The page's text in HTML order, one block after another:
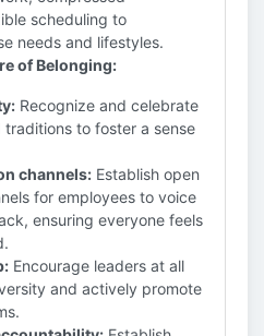
scheduling to
needs and lifestyles.
of Belonging:
Recognize and celebrate
to foster a sense
channels: Establish open
for employees to voice
ensuring everyone feels
Encourage leaders at all
and actively promote